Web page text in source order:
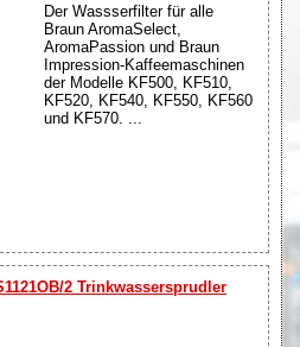
Der Wassserfilter für alle
Braun AromaSelect,
AromaPassion und Braun
Impression-Kaffeemaschinen
der Modelle KF500, KF510,
KF520, KF540, KF550, KF560
und KF570. ...
2 Trinkwassersprudler